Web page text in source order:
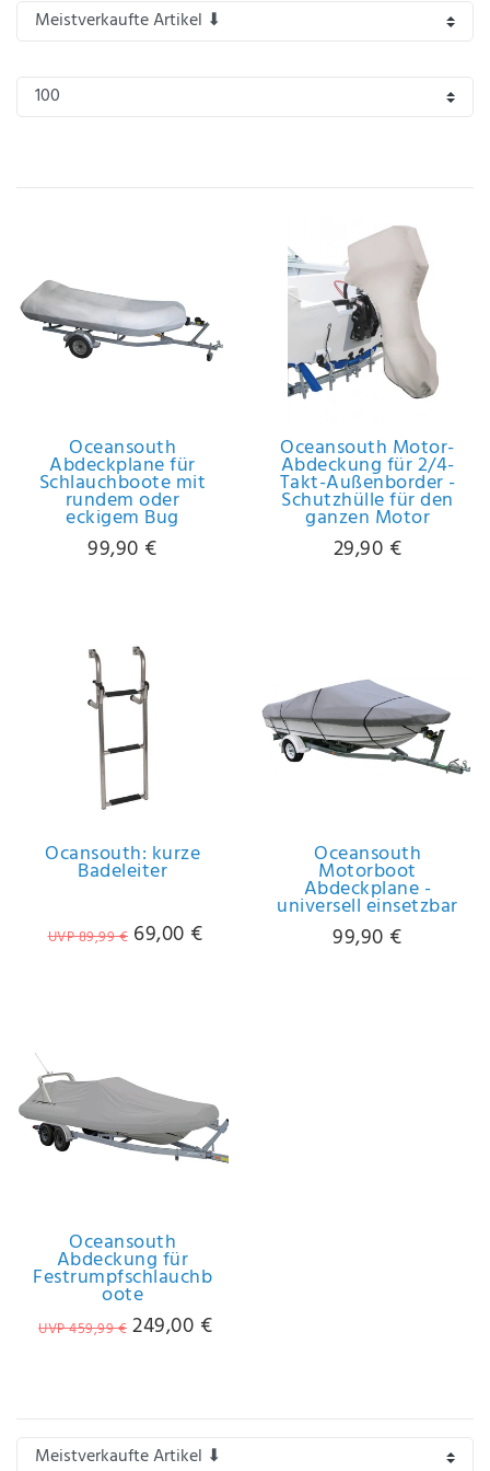
ANMERKUNGEN UND FILTERWÜNSCHE
bestätige
ich, dass
ich die
Daten­
habe.Oceansouth
Abdeckplane für
Schlauchboote mit
rundem oder
eckigem Bug
99,90 €
Oceansouth Motor-
Abdeckung für 2/4-
Takt-Außenborder -
Schutzhülle für den
ganzen Motor
29,90 €
Ocansouth: kurze
Badeleiter
UVP 89,99 € 69,00 €
Oceansouth
Motorboot
Abdeckplane -
universell einsetzbar
99,90 €
Oceansouth
Abdeckung für
Festrumpfschlauchb
oote
UVP 459,99 € 249,00 €